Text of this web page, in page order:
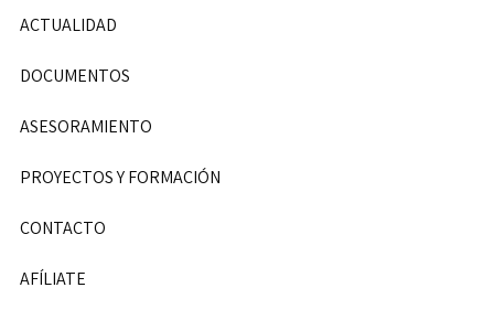
ACTUALIDAD
DOCUMENTOS
ASESORAMIENTO
PROYECTOS Y FORMACIÓN
CONTACTO
AFÍLIATE